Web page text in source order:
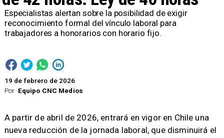
Por Equipo CNC Medios
19 de febrero de 2026
Especialistas alertan sobre la posibilidad de exigir
reconocimiento formal del vínculo laboral para
trabajadores a honorarios con horario fijo.
A partir de abril de 2026, entrará en vigor en Chile una
nueva reducción de la jornada laboral, que disminuirá el